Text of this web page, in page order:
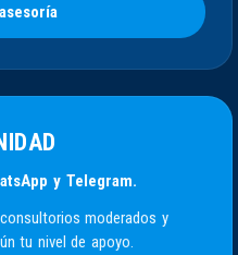
y Telegram.
moderados y
tu nivel de apoyo.